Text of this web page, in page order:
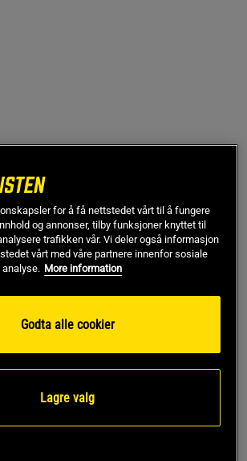
På lager
Gratis retur
håndkle for alle dine treningsøkter.
for å få nettstedet vårt til å fungere
og annonser, tilby funksjoner knyttet til
trafikken vår. Vi deler også informasjon
vårt med våre partnere innenfor sosiale
More information
Godta alle cookier
Lagre valg